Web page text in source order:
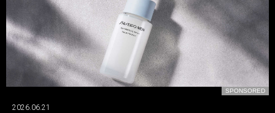
SPONSORED
2026.07.24